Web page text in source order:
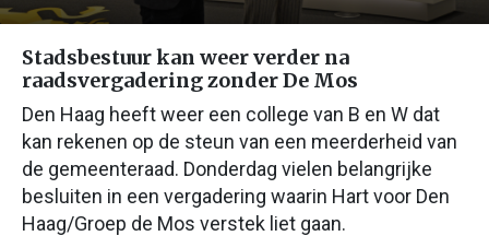
Stadsbestuur kan weer verder na
raadsvergadering zonder De Mos
Den Haag heeft weer een college van B en W dat
kan rekenen op de steun van een meerderheid van
de gemeenteraad. Donderdag vielen belangrijke
besluiten in een vergadering waarin Hart voor Den
Haag/Groep de Mos verstek liet gaan.